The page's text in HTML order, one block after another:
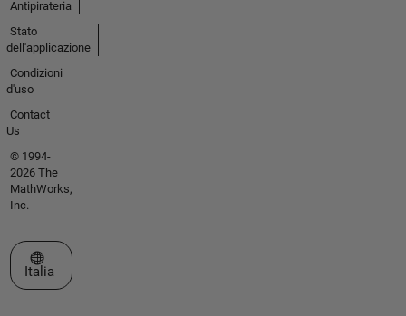
Antipirateria
Stato
dell'applicazione
Condizioni
d'uso
Contact
Us
© 1994-
2026 The
MathWorks,
Inc.
Seleziona un sito web
Italia